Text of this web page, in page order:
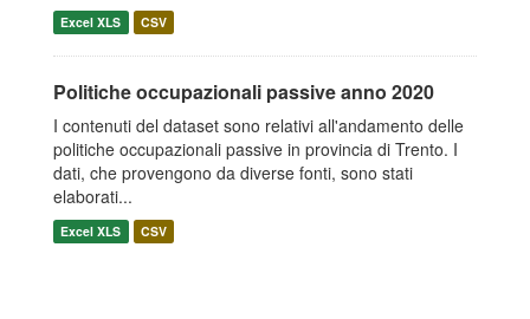
Excel XLS CSV
Politiche occupazionali passive anno 2020
I contenuti del dataset sono relativi all'andamento delle
politiche occupazionali passive in provincia di Trento. I
dati, che provengono da diverse fonti, sono stati
elaborati...
Excel XLS CSV